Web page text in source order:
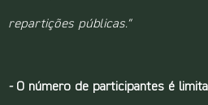
repartições públicas.”
- O número de participantes é